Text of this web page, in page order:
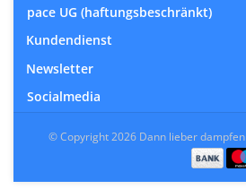
pace UG (haftungsbeschränkt)
Kundendienst
Newsletter
Socialmedia
© Copyright 2026 Dann lieber dampfen